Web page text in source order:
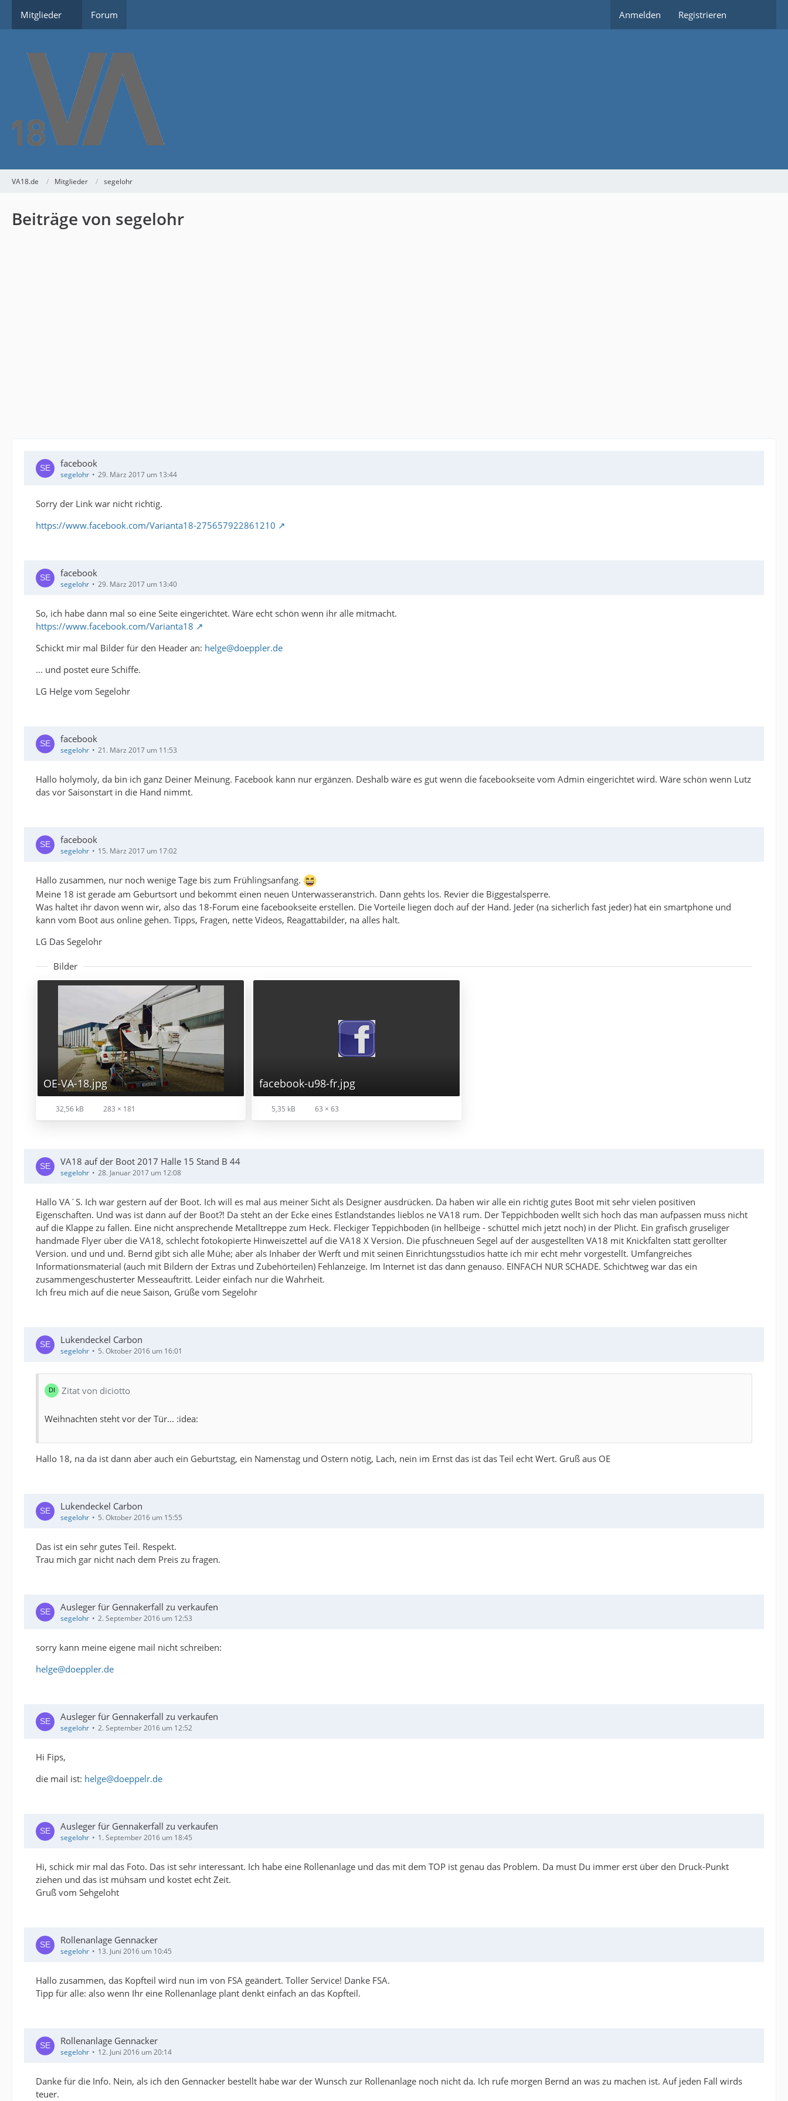
Mitglieder Forum Anmelden Registrieren
VA18.de Mitglieder segelohr
Beiträge von segelohr
facebook
segelohr 29. März 2017 um 13:44
Sorry der Link war nicht richtig.
https://www.facebook.com/Varianta18-275657922861210
facebook
segelohr 29. März 2017 um 13:40
So, ich habe dann mal so eine Seite eingerichtet. Wäre echt schön wenn ihr alle mitmacht.
https://www.facebook.com/Varianta18
Schickt mir mal Bilder für den Header an: helge@doeppler.de
... und postet eure Schiffe.
LG Helge vom Segelohr
facebook
segelohr 21. März 2017 um 11:53
Hallo holymoly, da bin ich ganz Deiner Meinung. Facebook kann nur ergänzen. Deshalb wäre es gut wenn die facebookseite vom Admin eingerichtet wird. Wäre schön wenn Lutz
das vor Saisonstart in die Hand nimmt.
facebook
segelohr 15. März 2017 um 17:02
Hallo zusammen, nur noch wenige Tage bis zum Frühlingsanfang.
Meine 18 ist gerade am Geburtsort und bekommt einen neuen Unterwasseranstrich. Dann gehts los. Revier die Biggestalsperre.
Was haltet ihr davon wenn wir, also das 18-Forum eine facebookseite erstellen. Die Vorteile liegen doch auf der Hand. Jeder (na sicherlich fast jeder) hat ein smartphone und
kann vom Boot aus online gehen. Tipps, Fragen, nette Videos, Reagattabilder, na alles halt.
LG Das Segelohr
Bilder
OE-VA-18.jpg
32,56 kB 283 × 181
facebook-u98-fr.jpg
5,35 kB 63 × 63
VA18 auf der Boot 2017 Halle 15 Stand B 44
segelohr 28. Januar 2017 um 12:08
Hallo VA´S. Ich war gestern auf der Boot. Ich will es mal aus meiner Sicht als Designer ausdrücken. Da haben wir alle ein richtig gutes Boot mit sehr vielen positiven
Eigenschaften. Und was ist dann auf der Boot?! Da steht an der Ecke eines Estlandstandes lieblos ne VA18 rum. Der Teppichboden wellt sich hoch das man aufpassen muss nicht
auf die Klappe zu fallen. Eine nicht ansprechende Metalltreppe zum Heck. Fleckiger Teppichboden (in hellbeige - schüttel mich jetzt noch) in der Plicht. Ein grafisch gruseliger
handmade Flyer über die VA18, schlecht fotokopierte Hinweiszettel auf die VA18 X Version. Die pfuschneuen Segel auf der ausgestellten VA18 mit Knickfalten statt gerollter
Version. und und und. Bernd gibt sich alle Mühe; aber als Inhaber der Werft und mit seinen Einrichtungsstudios hatte ich mir echt mehr vorgestellt. Umfangreiches
Informationsmaterial (auch mit Bildern der Extras und Zubehörteilen) Fehlanzeige. Im Internet ist das dann genauso. EINFACH NUR SCHADE. Schichtweg war das ein
zusammengeschusterter Messeauftritt. Leider einfach nur die Wahrheit.
Ich freu mich auf die neue Saison, Grüße vom Segelohr
Lukendeckel Carbon
segelohr 5. Oktober 2016 um 16:01
Zitat von diciotto
Weihnachten steht vor der Tür... :idea:
Hallo 18, na da ist dann aber auch ein Geburtstag, ein Namenstag und Ostern nötig, Lach, nein im Ernst das ist das Teil echt Wert. Gruß aus OE
Lukendeckel Carbon
segelohr 5. Oktober 2016 um 15:55
Das ist ein sehr gutes Teil. Respekt.
Trau mich gar nicht nach dem Preis zu fragen.
Ausleger für Gennakerfall zu verkaufen
segelohr 2. September 2016 um 12:53
sorry kann meine eigene mail nicht schreiben:
helge@doeppler.de
Ausleger für Gennakerfall zu verkaufen
segelohr 2. September 2016 um 12:52
Hi Fips,
die mail ist: helge@doeppelr.de
Ausleger für Gennakerfall zu verkaufen
segelohr 1. September 2016 um 18:45
Hi, schick mir mal das Foto. Das ist sehr interessant. Ich habe eine Rollenanlage und das mit dem TOP ist genau das Problem. Da must Du immer erst über den Druck-Punkt
ziehen und das ist mühsam und kostet echt Zeit.
Gruß vom Sehgeloht
Rollenanlage Gennacker
segelohr 13. Juni 2016 um 10:45
Hallo zusammen, das Kopfteil wird nun im von FSA geändert. Toller Service! Danke FSA.
Tipp für alle: also wenn Ihr eine Rollenanlage plant denkt einfach an das Kopfteil.
Rollenanlage Gennacker
segelohr 12. Juni 2016 um 20:14
Danke für die Info. Nein, als ich den Gennacker bestellt habe war der Wunsch zur Rollenanlage noch nicht da. Ich rufe morgen Bernd an was zu machen ist. Auf jeden Fall wirds
teuer.